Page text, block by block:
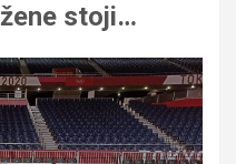
stoji…